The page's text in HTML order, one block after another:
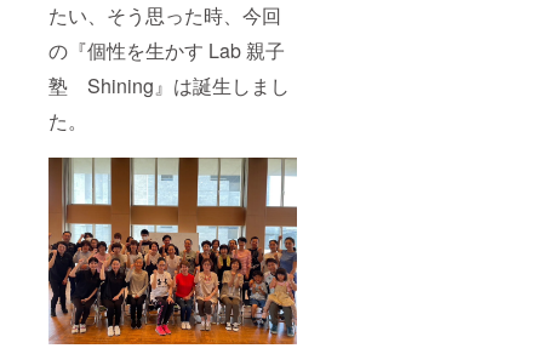
たい、そう思った時、今回
の『個性を生かす Lab 親子
塾 Shining』は誕生しまし
た。